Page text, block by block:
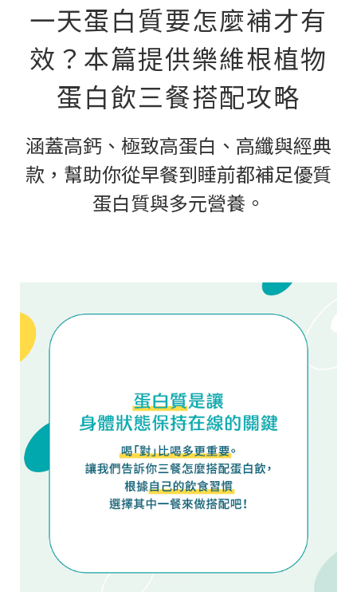
一天蛋白質要怎麼補才有
效？本篇提供樂維根植物
蛋白飲三餐搭配攻略
涵蓋高鈣、極致高蛋白、高纖與經典
款，幫助你從早餐到睡前都補足優質
蛋白質與多元營養。